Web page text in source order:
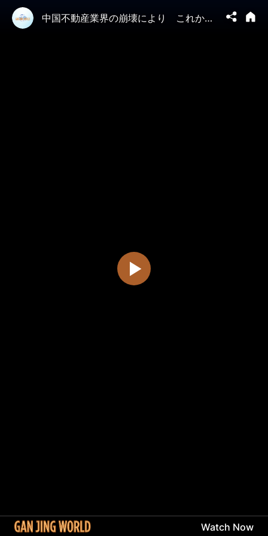
中国不動産業界の崩壊により これから500万人が失業・収入が減少する可能性がある
Watch Now